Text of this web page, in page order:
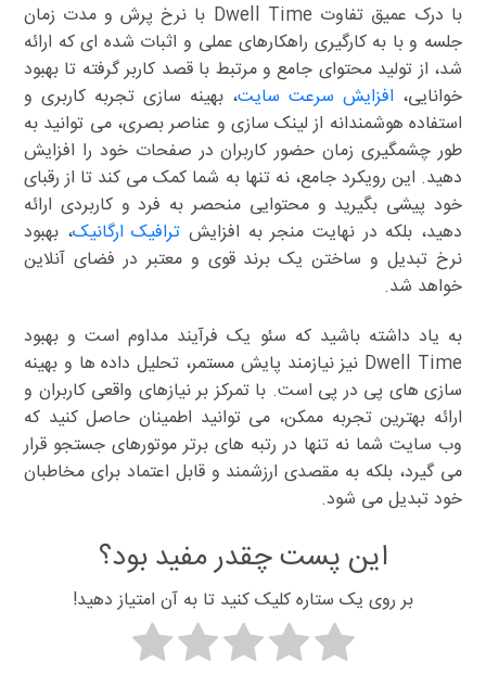
با درک عمیق تفاوت Dwell Time با نرخ پرش و مدت زمان
جلسه و با به کارگیری راهکارهای عملی و اثبات شده ای که ارائه
شد، از تولید محتوای جامع و مرتبط با قصد کاربر گرفته تا بهبود
خوانایی، افزایش سرعت سایت، بهینه سازی تجربه کاربری و
استفاده هوشمندانه از لینک سازی و عناصر بصری، می توانید به
طور چشمگیری زمان حضور کاربران در صفحات خود را افزایش
دهید. این رویکرد جامع، نه تنها به شما کمک می کند تا از رقبای
خود پیشی بگیرید و محتوایی منحصر به فرد و کاربردی ارائه
دهید، بلکه در نهایت منجر به افزایش ترافیک ارگانیک، بهبود
نرخ تبدیل و ساختن یک برند قوی و معتبر در فضای آنلاین
خواهد شد.
به یاد داشته باشید که سئو یک فرآیند مداوم است و بهبود
Dwell Time نیز نیازمند پایش مستمر، تحلیل داده ها و بهینه
سازی های پی در پی است. با تمرکز بر نیازهای واقعی کاربران و
ارائه بهترین تجربه ممکن، می توانید اطمینان حاصل کنید که
وب سایت شما نه تنها در رتبه های برتر موتورهای جستجو قرار
می گیرد، بلکه به مقصدی ارزشمند و قابل اعتماد برای مخاطبان
خود تبدیل می شود.
این پست چقدر مفید بود؟
بر روی یک ستاره کلیک کنید تا به آن امتیاز دهید!